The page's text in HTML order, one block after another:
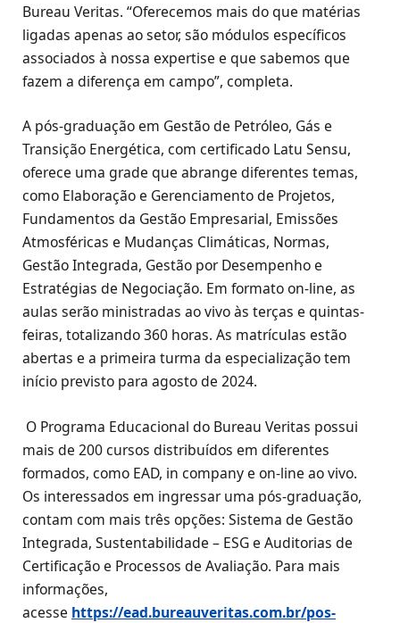
Bureau Veritas. “Oferecemos mais do que matérias
ligadas apenas ao setor, são módulos específicos
associados à nossa expertise e que sabemos que
fazem a diferença em campo”, completa.
A pós-graduação em Gestão de Petróleo, Gás e
Transição Energética, com certificado Latu Sensu,
oferece uma grade que abrange diferentes temas,
como Elaboração e Gerenciamento de Projetos,
Fundamentos da Gestão Empresarial, Emissões
Atmosféricas e Mudanças Climáticas, Normas,
Gestão Integrada, Gestão por Desempenho e
Estratégias de Negociação. Em formato on-line, as
aulas serão ministradas ao vivo às terças e quintas-
feiras, totalizando 360 horas. As matrículas estão
abertas e a primeira turma da especialização tem
início previsto para agosto de 2024.
O Programa Educacional do Bureau Veritas possui
mais de 200 cursos distribuídos em diferentes
formados, como EAD, in company e on-line ao vivo.
Os interessados em ingressar uma pós-graduação,
contam com mais três opções: Sistema de Gestão
Integrada, Sustentabilidade – ESG e Auditorias de
Certificação e Processos de Avaliação. Para mais
informações,
acesse https://ead.bureauveritas.com.br/pos-